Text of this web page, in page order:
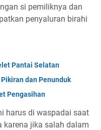
si pemiliknya dan
penyaluran birahi
Pantai Selatan
dan Penunduk
Pengasihan
harus di waspadai saat
karena jika salah dalam